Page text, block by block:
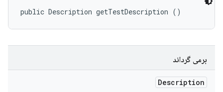
public Description getTestDescription ()
برمی گرداند
Description